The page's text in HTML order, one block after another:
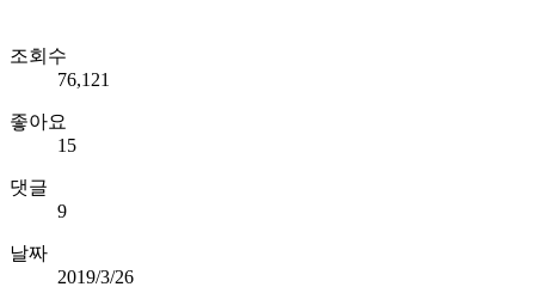
조회수
76,121
좋아요
15
댓글
9
날짜
2019/3/26